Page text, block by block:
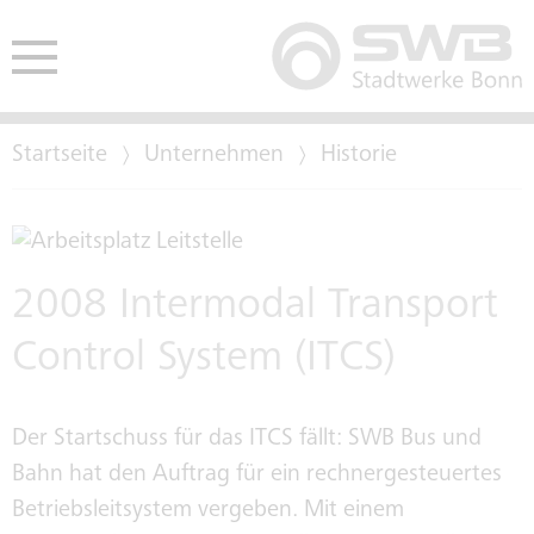
MEDIENKONTAKT
NEWSLETTER
PODCAST
AUSSCHREIBUNGEN
EINKAUFSBEDINGUNGEN
TARIFTREUE- UND
VERGABEGESETZ
BETEILIGUNGEN
Startseite Unternehmen Historie
2008 Intermodal Transport
Control System (ITCS)
Der Startschuss für das ITCS fällt: SWB Bus und
Bahn hat den Auftrag für ein rechnergesteuertes
Betriebsleitsystem vergeben. Mit einem